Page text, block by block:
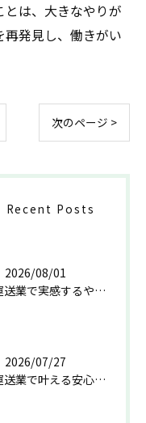
とは、大きなやりが
再発見し、働きがい
次のページ >
Recent Posts
2026/08/01
運送業で実感するやりがいと成長の魅力
2026/07/27
運送業で叶える安心と成長のキャリア